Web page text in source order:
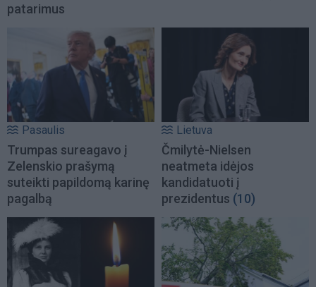
patarimus
Pasaulis
Trumpas sureagavo į
Zelenskio prašymą
suteikti papildomą karinę
pagalbą
Lietuva
Čmilytė-Nielsen
neatmeta idėjos
kandidatuoti į
prezidentus (10)